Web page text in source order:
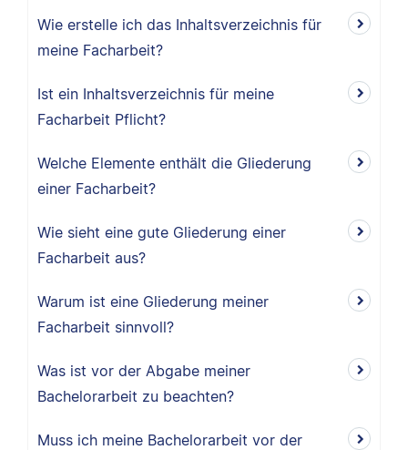
Wie erstelle ich das Inhaltsverzeichnis für
meine Facharbeit?
Ist ein Inhaltsverzeichnis für meine
Facharbeit Pflicht?
Welche Elemente enthält die Gliederung
einer Facharbeit?
Wie sieht eine gute Gliederung einer
Facharbeit aus?
Warum ist eine Gliederung meiner
Facharbeit sinnvoll?
Was ist vor der Abgabe meiner
Bachelorarbeit zu beachten?
Muss ich meine Bachelorarbeit vor der